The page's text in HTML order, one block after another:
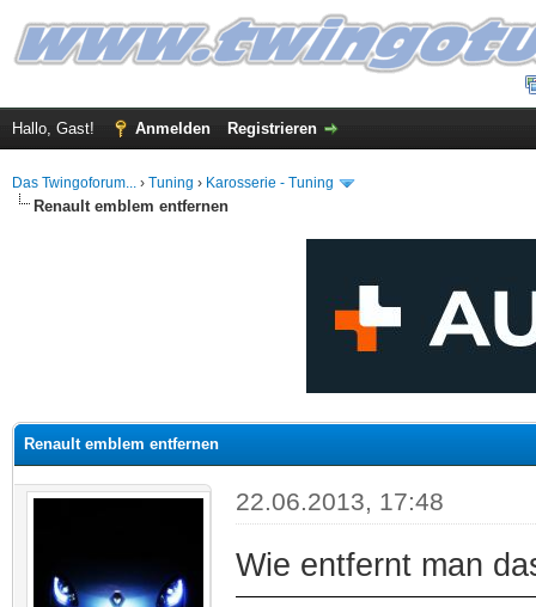
Hallo, Gast! Anmelden Registrieren
Das Twingoforum... › Tuning › Karosserie - Tuning
Renault emblem entfernen
Renault emblem entfernen
22.06.2013, 17:48
Wie entfernt man